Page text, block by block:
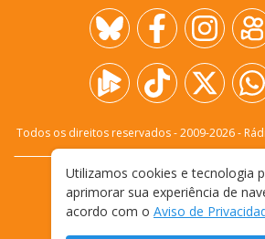
Todos os direitos reservados - 2009-2026-
FALE CONOSCO
TERMOS E CONDIÇÕES DE
Utilizamos cookies e tecnologia
aprimorar sua experiência de
acordo com o Aviso de